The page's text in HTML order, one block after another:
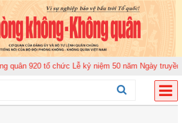
tổ chức Lễ kỷ niệm 50 năm Ngày truyền thống (12-